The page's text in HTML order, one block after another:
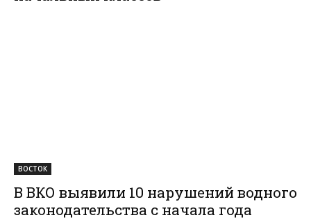
ВОСТОК
В ВКО выявили 10 нарушений водного
законодательства с начала года